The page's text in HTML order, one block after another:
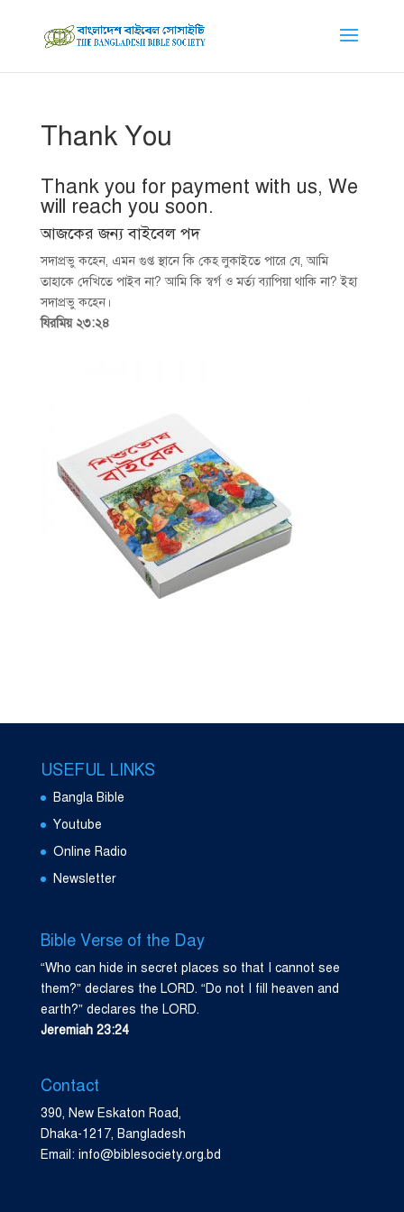
Thank You
Thank you for payment with us, We
will reach you soon.
আজকের জন্য বাইবেল পদ
সদাপ্রভু কহেন, এমন গুপ্ত স্থানে কি কেহ লুকাইতে পারে যে, আমি
তাহাকে দেখিতে পাইব না? আমি কি স্বর্গ ও মর্ত্য ব্যাপিয়া থাকি না? ইহা
সদাপ্রভু কহেন।
যিরমিয় ২৩:২৪
USEFUL LINKS
Bangla Bible
Youtube
Online Radio
Newsletter
Bible Verse of the Day
“Who can hide in secret places so that I cannot see
them?” declares the LORD. “Do not I fill heaven and
earth?” declares the LORD.
Jeremiah 23:24
Contact
390, New Eskaton Road,
Dhaka-1217, Bangladesh
Email: info@biblesociety.org.bd